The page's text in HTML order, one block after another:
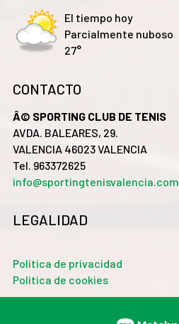
El tiempo hoy
Parcialmente nuboso
27°
CONTACTO
Â© SPORTING CLUB DE TENIS
AVDA. BALEARES, 29.
VALENCIA 46023 VALENCIA
Tel. 963372625
info@sportingtenisvalencia.com
LEGALIDAD
Política de privacidad
Política de cookies